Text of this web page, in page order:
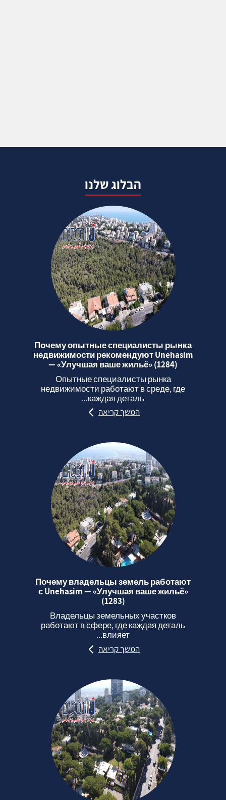
הבלוג שלנו
Почему опытные специалисты рынка
недвижимости рекомендуют Unehasim
— «Улучшая ваше жильё» (1284)
Опытные специалисты рынка
недвижимости работают в среде, где
каждая деталь...
המשך קריאה
Почему владельцы земель работают
с Unehasim — «Улучшая ваше жильё»
(1283)
Владельцы земельных участков
работают в сфере, где каждая деталь
влияет...
המשך קריאה